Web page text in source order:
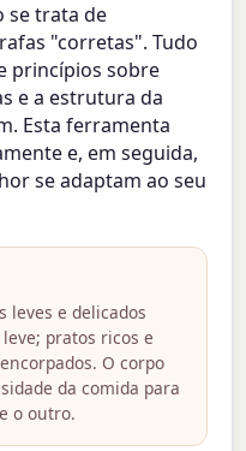
se trata de
"corretas". Tudo
princípios sobre
e a estrutura da
Esta ferramenta
e, em seguida,
se adaptam ao seu
leves e delicados
pratos ricos e
O corpo
da comida para
o outro.